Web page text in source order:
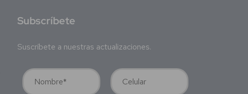
Subscríbete
Suscríbete a nuestras actualizaciones.